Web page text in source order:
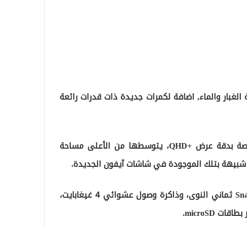
والماء, اضافة لكمرات جديدة ذات قدرات رائعة
ويأتي هذا الهاتف بشاشة OLED بمقاس 6.1 بوصة بدقة عرض +QHD، يتوسطها من الأعلى مساحة
بتلك الموجودة في شاشات آيفون الجديدة.
ويضمن الأداء الممتاز للهاتف معالج Snapdragon 845 ثماني النوى، وذاكرة وصول عشوائي 4 غيغابايت،